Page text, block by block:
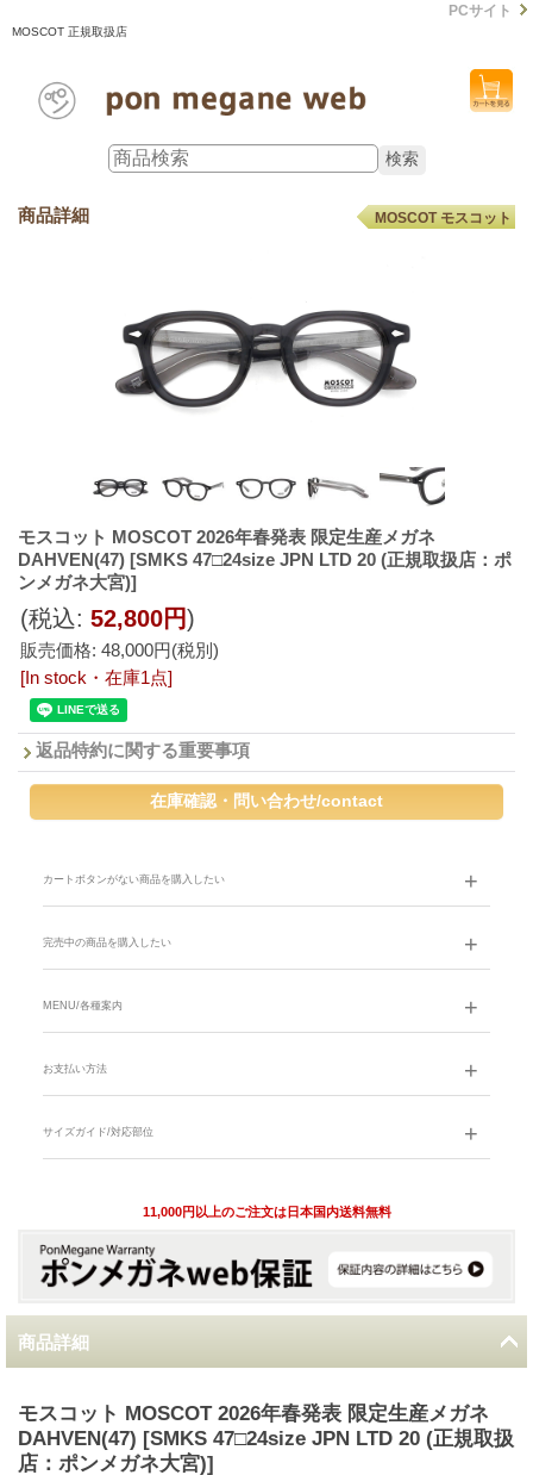
MOSCOT 正規取扱店
PCサイト
商品詳細 MOSCOT モスコット
モスコット MOSCOT 2026年春発表 限定生産メガネ
DAHVEN(47) [SMKS 47□24size JPN LTD 20 (正規取扱店：ポ
ンメガネ大宮)]
販売価格: 48,000円(税別)
(税込: 52,800円)
[In stock・在庫1点]
返品特約に関する重要事項
カートボタンがない商品を購入したい
完売中の商品を購入したい
MENU/各種案内
お支払い方法
サイズガイド/対応部位
11,000円以上のご注文は日本国内送料無料
商品詳細
モスコット MOSCOT 2026年春発表 限定生産メガネ
DAHVEN(47) [SMKS 47□24size JPN LTD 20 (正規取扱
店：ポンメガネ大宮)]